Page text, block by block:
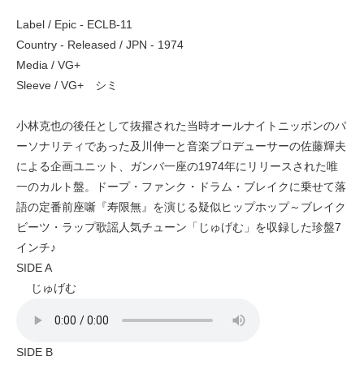
Label / Epic - ECLB-11
Country - Released / JPN - 1974
Media / VG+
Sleeve / VG+ シミ
小林克也の後任として抜擢された当時オールナイトニッポンのパ
ーソナリティであった及川伸一と音楽プロデューサーの佐藤輝夫
による企画ユニット、ガンバ一座の1974年にリリースされた唯
一のカルト盤。ドープ・ファンク・ドラム・ブレイクに乗せて落
語の定番前座噺『寿限無』を演じる疑似ヒップホップ～ブレイク
ビーツ・ラップ歌謡人気チューン「じゅげむ」を収録した珍盤7
インチ♪
SIDE A
じゅげむ
SIDE B